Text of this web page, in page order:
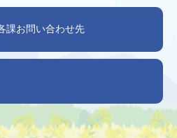
課お問い合わせ先